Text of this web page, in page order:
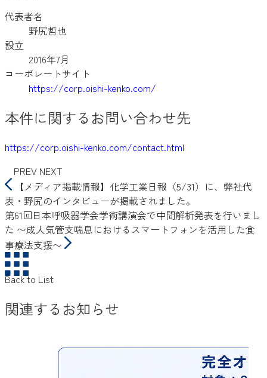
代表者名
野尻哲也
設立
2016年7月
コーポレートサイト
https://corp.oishi-kenko.com/
本件に関するお問い合わせ先
https://corp.oishi-kenko.com/contact.html
PREV NEXT
【メディア掲載情報】化学工業日報（5/31）に、弊社代
表・野尻のインタビューが掲載されました。
第61回日本呼吸器学会学術講演会で中間解析発表を行いまし
た 〜成人気管支喘息におけるスマートフォンを活用した食
事療法支援〜
Back to List
関連するお知らせ